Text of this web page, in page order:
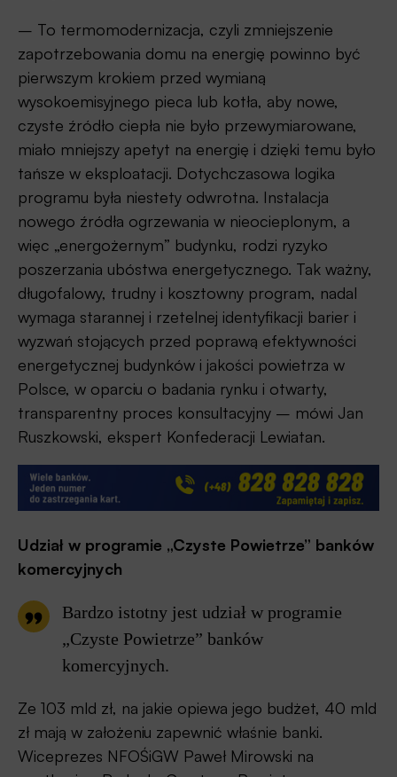
– To termomodernizacja, czyli zmniejszenie
zapotrzebowania domu na energię powinno być
pierwszym krokiem przed wymianą
wysokoemisyjnego pieca lub kotła, aby nowe,
czyste źródło ciepła nie było przewymiarowane,
miało mniejszy apetyt na energię i dzięki temu było
tańsze w eksploatacji. Dotychczasowa logika
programu była niestety odwrotna. Instalacja
nowego źródła ogrzewania w nieocieplonym, a
więc „energożernym” budynku, rodzi ryzyko
poszerzania ubóstwa energetycznego. Tak ważny,
długofalowy, trudny i kosztowny program, nadal
wymaga starannej i rzetelnej identyfikacji barier i
wyzwań stojących przed poprawą efektywności
energetycznej budynków i jakości powietrza w
Polsce, w oparciu o badania rynku i otwarty,
transparentny proces konsultacyjny – mówi Jan
Ruszkowski, ekspert Konfederacji Lewiatan.
Udział w programie „Czyste Powietrze” banków
komercyjnych
Bardzo istotny jest udział w programie
„Czyste Powietrze” banków
komercyjnych.
Ze 103 mld zł, na jakie opiewa jego budżet, 40 mld
zł mają w założeniu zapewnić właśnie banki.
Wiceprezes NFOŚiGW Paweł Mirowski na